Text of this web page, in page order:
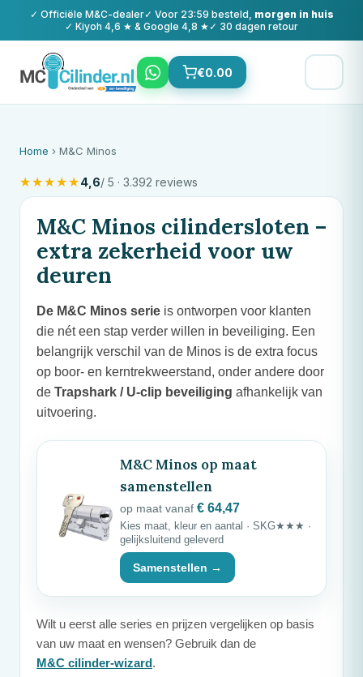
✓ Officiële M&C-dealer✓ Voor 23:59 besteld, morgen in huis
✓ Kiyoh 4,6 ★ & Google 4,8 ★ ✓ 30 dagen retour
€0.00
Home › M&C Minos
★★★★★4,6/ 5 · 3.392 reviews
M&C Minos cilindersloten –
extra zekerheid voor uw
deuren
De M&C Minos serie is ontworpen voor klanten
die nét een stap verder willen in beveiliging. Een
belangrijk verschil van de Minos is de extra focus
op boor- en kerntrekweerstand, onder andere door
de Trapshark / U-clip beveiliging afhankelijk van
uitvoering.
M&CMinos op maat
samenstellen
op maat vanaf € 64,47
Kies maat, kleur en aantal · SKG★★★ ·
gelijksluitend geleverd
Samenstellen →
Wilt u eerst alle series en prijzen vergelijken op basis
van uw maat en wensen? Gebruik dan de
M&C cilinder-wizard.